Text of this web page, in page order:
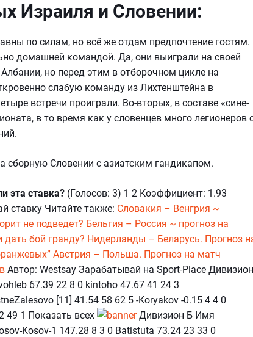
Израиля и Словении:
по силам, но всё же отдам предпочтение гостям.
домашней командой. Да, они выиграли на своей
но перед этим в отборочном цикле на
слабую команду из Лихтенштейна в
встречи проиграли. Во-вторых, в составе «сине-
в то время как у словенцев много легионеров
сборную Словении с азиатским гандикапом.
эта ставка? (Голосов: 3) 1 2 Коэффициент: 1.93
ставку Читайте также: Словакия – Венгрия ~
не подведет? Бельгия – Россия ~ прогноз на
бой гранду? Нидерланды – Беларусь. Прогноз
Австрия – Польша. Прогноз на матч
Автор: Westsay Зарабатывай на Sport-Place Дивизион
67.39 22 8 0 kintoho 47.67 41 24 3
[11] 41.54 58 62 5 -Koryakov -0.15 4 4 0
49 1 Показать всех
Дивизион Б Имя
Kosov-1 147.28 8 3 0 Batistuta 73.24 23 33 0